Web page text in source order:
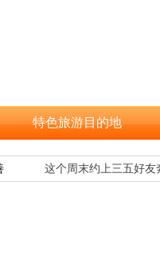
特色旅游目的地
这个周末约上三五好友